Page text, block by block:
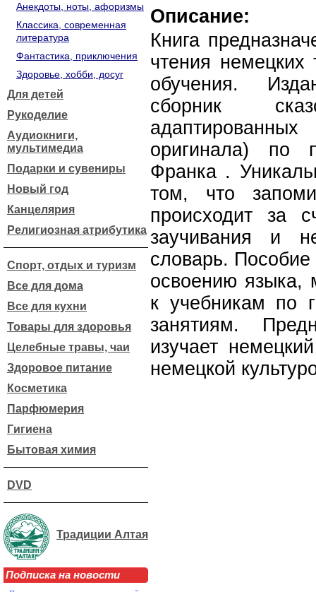
Анекдоты, ноты, афоризмы
Классика, современная
литература
Фантастика, приключения
Здоровье, хобби, досуг
Для детей
Рукоделие
Аудиокниги,
мультимедиа
Подарки и сувениры
Новый год
Канцелярия
Религиозная атрибутика
Спорт, отдых и туризм
Все для дома
Все для кухни
Товары для здоровья
Целебные травы, чаи
Здоровое питание
Косметика
Парфюмерия
Гигиена
Бытовая химия
DVD
Традиции Алтая
Подписка на новости
Описание:
Книга
чтения немецких
обучения.
сборник
оригинала) по
Франка .
том, что
происходит за
заучивания и
словарь.
освоению языка,
к учебникам по
занятиям.
изучает
немецкой